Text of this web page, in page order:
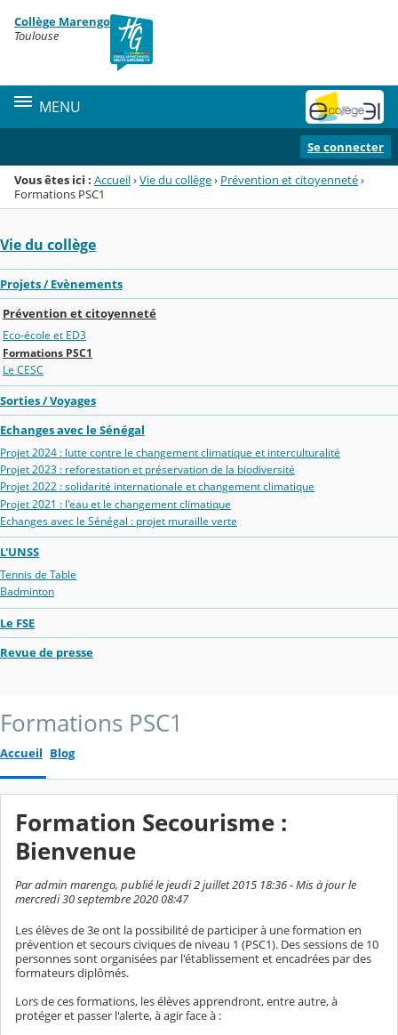
Menu de la rubrique
Contenu
Collège Marengo
Toulouse
MENU
Se connecter
Vous êtes ici : Accueil›Vie du collège› Prévention et citoyenneté›
Formations PSC1
Vie du collège
Projets / Evènements
Prévention et citoyenneté
Eco-école et ED3
Formations PSC1
Le CESC
Sorties / Voyages
Echanges avec le Sénégal
Projet 2024 : lutte contre le changement climatique et interculturalité
Projet 2023 : reforestation et préservation de la biodiversité
Projet 2022 : solidarité internationale et changement climatique
Projet 2021 : l'eau et le changement climatique
Echanges avec le Sénégal : projet muraille verte
L'UNSS
Tennis de Table
Badminton
Le FSE
Revue de presse
Formations PSC1
Accueil Blog
Formation Secourisme :
Bienvenue
Par admin marengo, publié le jeudi 2 juillet 2015 18:36 - Mis à jour le
mercredi 30 septembre 2020 08:47
Les élèves de 3e ont la possibilité de participer à une formation en
prévention et secours civiques de niveau 1 (PSC1). Des sessions de 10
personnes sont organisées par l'établissement et encadrées par des
formateurs diplômés.
Lors de ces formations, les élèves apprendront, entre autre, à
protéger et passer l'alerte, à agir face à :